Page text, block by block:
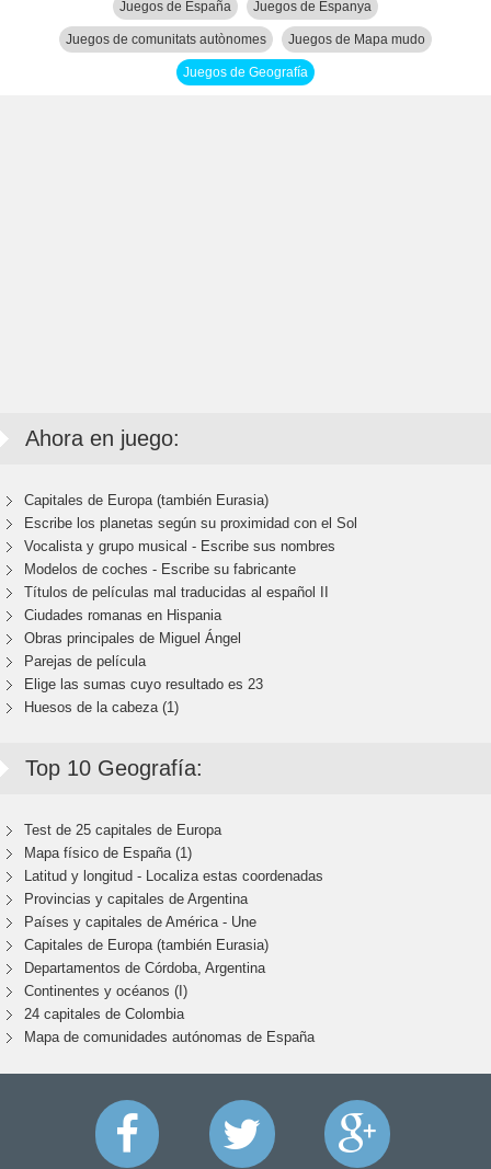
Juegos de España Juegos de Espanya
Juegos de comunitats autònomes Juegos de Mapa mudo
Juegos de Geografía
Ahora en juego:
Capitales de Europa (también Eurasia)
Escribe los planetas según su proximidad con el Sol
Vocalista y grupo musical - Escribe sus nombres
Modelos de coches - Escribe su fabricante
Títulos de películas mal traducidas al español II
Ciudades romanas en Hispania
Obras principales de Miguel Ángel
Parejas de película
Elige las sumas cuyo resultado es 23
Huesos de la cabeza (1)
Top 10 Geografía:
Test de 25 capitales de Europa
Mapa físico de España (1)
Latitud y longitud - Localiza estas coordenadas
Provincias y capitales de Argentina
Países y capitales de América - Une
Capitales de Europa (también Eurasia)
Departamentos de Córdoba, Argentina
Continentes y océanos (I)
24 capitales de Colombia
Mapa de comunidades autónomas de España